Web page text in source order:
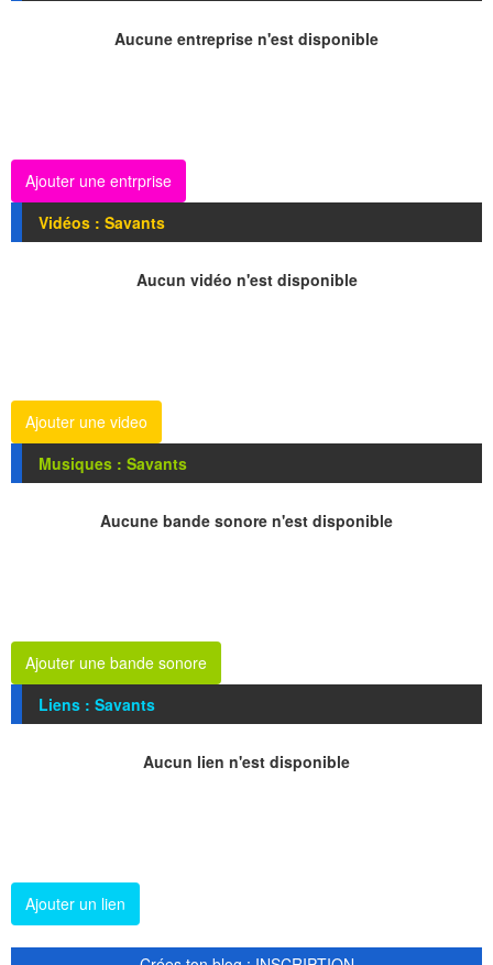
Aucune entreprise n'est disponible
Ajouter une entrprise
Vidéos : Savants
Aucun vidéo n'est disponible
Ajouter une video
Musiques : Savants
Aucune bande sonore n'est disponible
Ajouter une bande sonore
Liens : Savants
Aucun lien n'est disponible
Ajouter un lien